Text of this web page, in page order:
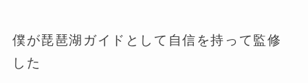
僕が琵琶湖ガイドとして自信を持って監修
した